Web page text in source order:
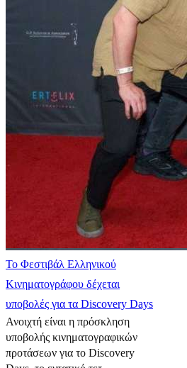
Το Φεστιβάλ Ελληνικού
Κινηματογράφου δέχεται
υποβολές για τα Discovery Days
Ανοιχτή είναι η πρόσκληση
υποβολής κινηματογραφικών
προτάσεων για το Discovery